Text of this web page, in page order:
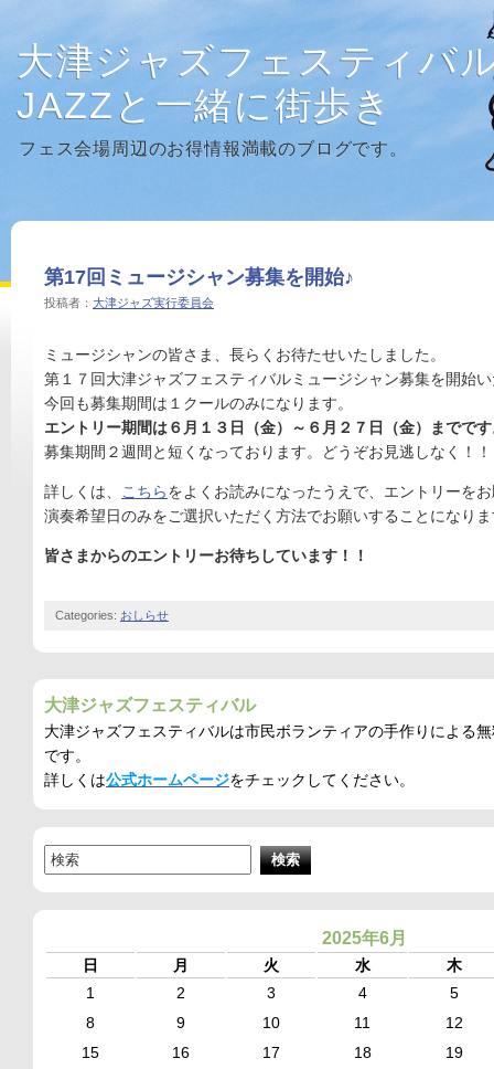
大津ジャズフェスティバ
JAZZと一緒に街歩き
フェス会場周辺のお得情報満載のブログです。
第17回ミュージシャン募集を開始♪
投稿者： 大津ジャズ実行委員会
ミュージシャンの皆さま、長らくお待たせいたしました。
第１７回大津ジャズフェスティバルミュージシャン募集を開始
今回も募集期間は１クールのみになります。
エントリー期間は６月１３日（金）～６月２７日（金）までで
募集期間２週間と短くなっております。どうぞお見逃しなく！！
詳しくは、 こちらをよくお読みになったうえで、エントリーを
演奏希望日のみをご選択いただく方法でお願いすることになり
皆さまからのエントリーお待ちしています！！
Categories: おしらせ
大津ジャズフェスティバル
大津ジャズフェスティバルは市民ボランティアの手作りによる
です。
詳しくは公式ホームページをチェックしてください。
2025年6月
日 月 火 水 木
1 2 3 4
5
8
9 10 11
12
15
16 17 18
19